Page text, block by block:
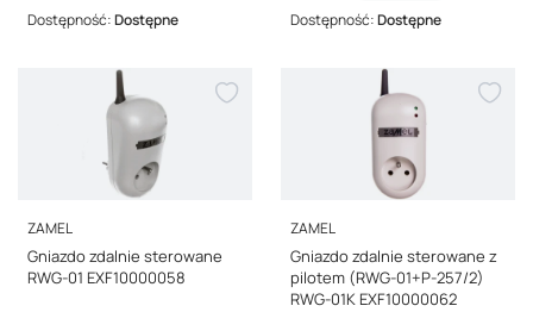
Dostępność:Dostępne Dostępność:Dostępne
PRODUCENT
ZAMEL
Gniazdo zdalnie sterowane
RWG-01 EXF10000058
PRODUCENT
ZAMEL
Gniazdo zdalnie sterowane z
pilotem (RWG-01+P-257/2)
RWG-01K EXF10000062